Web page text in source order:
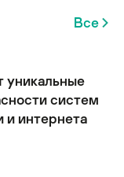
Все
уникальные
систем
интернета